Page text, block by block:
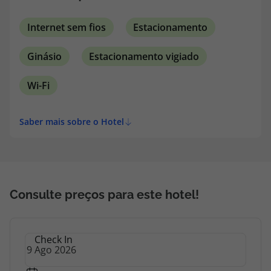
topatlantico@topatlantico.com
oferecem vistas ininterruptas sobre as montanhas
às janelas do chão ao teto.
Internet sem fios Estacionamento
Ginásio Estacionamento vigiado
Wi-Fi
Saber mais sobre o Hotel
Consulte preços para este hotel!
Check In